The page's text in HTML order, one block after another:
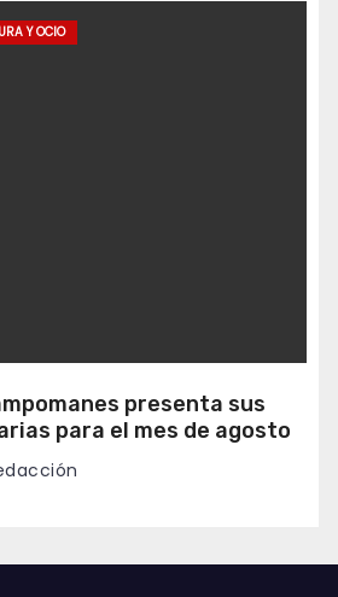
Y OCIO
presenta sus
para el mes de agosto